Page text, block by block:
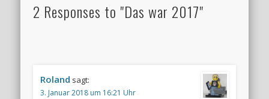
2 Responses to "Das war 2017"
Roland sagt:
3. Januar 2018 um 16:21 Uhr